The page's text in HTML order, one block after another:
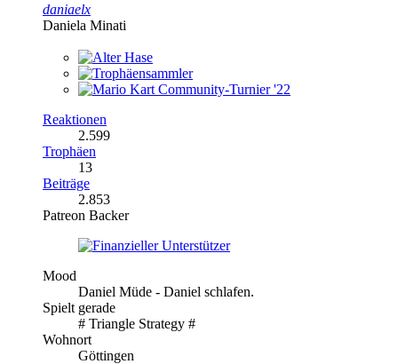
daniaelx
Daniela Minati
Reaktionen
2.599
Trophäen
13
Beiträge
2.853
Patreon Backer
Mood
Daniel Müde - Daniel schlafen.
Spielt gerade
# Triangle Strategy #
Wohnort
Göttingen